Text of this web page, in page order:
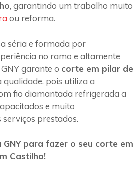
, garantindo um trabalho muito
ou reforma.
séria e formada por
no ramo e altamente
garante o corte em pilar de
qualidade, pois utiliza a
fio diamantada refrigerada a
e muito
prestados.
para fazer o seu corte em
Castilho!